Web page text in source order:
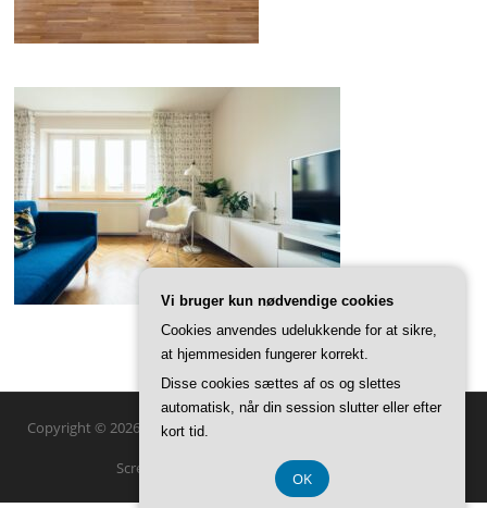
Copyright © 2026 SFD Boligindretning. Alle rettigheder forbeholdes.
Screenr parallax theme af FameThemes
Vi bruger kun nødvendige cookies
Cookies anvendes udelukkende for at sikre,
at hjemmesiden fungerer korrekt.
Disse cookies sættes af os og slettes
automatisk, når din session slutter eller efter
kort tid.
OK